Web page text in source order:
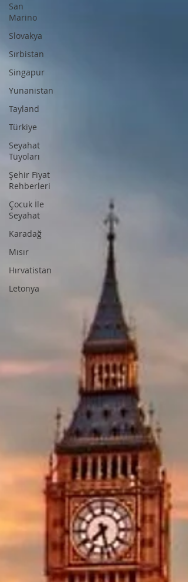
San
Marino
Slovakya
Sırbistan
Singapur
Yunanistan
Tayland
Türkiye
Seyahat
Tüyoları
Şehir Fiyat
Rehberleri
Çocuk İle
Seyahat
Karadağ
Mısır
Hırvatistan
Letonya